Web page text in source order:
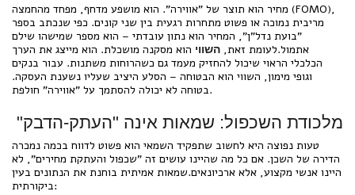
מחיר הוא תוצר של "אווירה". הוא מושפע מדחף, מפחד מהחמצה (FOMO),
מריבית נמוכה או פשוט מתחרות רגעית בין שני קונים. כפי שנכתב בספר
"בועת נדל"ן", המחיר הוא נתון עובדתי – הוא מספר שמישהו שילם
אתמול.לעומת זאת, השווי הוא מסקנה מושכלת. הוא מייצג את הערך
הכלכלי הראוי שיכול להחזיק מעמד גם כשהרוחות משתנות. עבור בנקים
וגופי מימון, השווי הוא הבטוחה – הסלע היציב שעליו נשענת העסקה.
בטוחה לא יכולה להסתמך על "אווירה" חולפת.
מלכודת השכפול: שמאות אינה "העתק-הדבק"
טעות נפוצה היא לחשוב שתפקיד השמאי הוא פשוט לדווח בכמה נמכרה
הדירה של השכן. אם כל מה שהיינו עושים זה "שכפול והעתקת מחירים", לא
היינו אנשי מקצוע, אלא ארכיונאים.שמאות אמיתית בוחנת את הנתונים בעין
ביקורתית: